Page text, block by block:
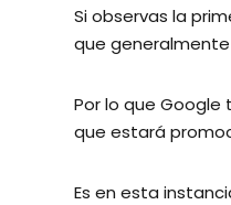
Si observas la
que
Por lo que
que estará
Es en esta